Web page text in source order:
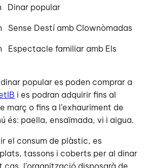
Dinar popular
Sense Destí amb Clownòmadas
Espectacle familiar amb Els
popular es poden comprar a
i es podran adquirir fins al
març o fins a l’exhauriment de
és: paella, ensaïmada, vi i aigua.
el consum de plàstic, es
tassons i coberts per al dinar
cas, l’organització disposarà de